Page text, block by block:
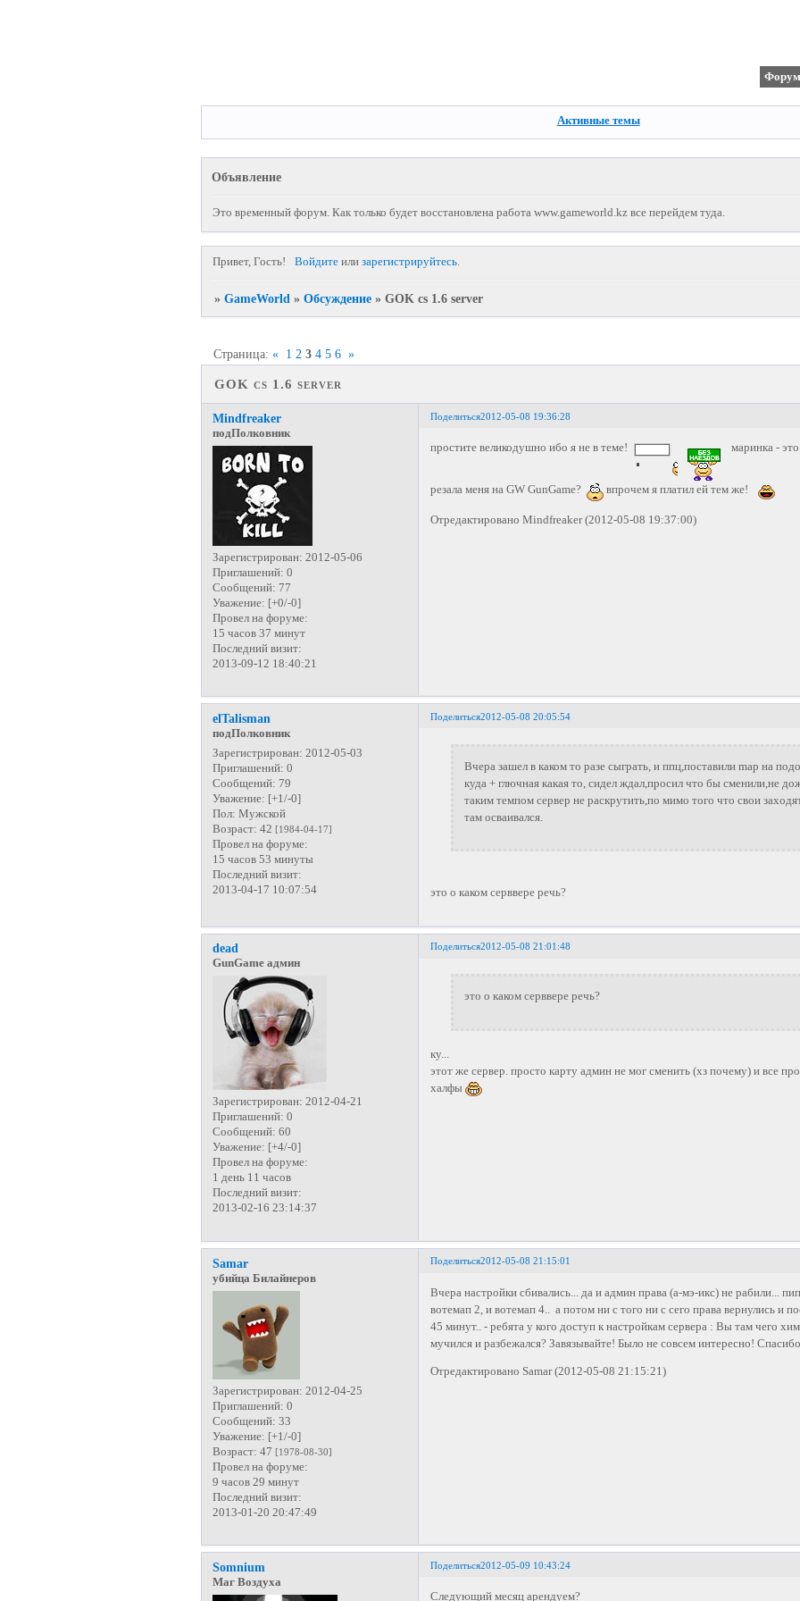
Форум
Активные темы
Объявление
Это временный форум. Как только будет восстановлена работа www.gameworld.kz все перейдем туда.
Привет, Гость! Войдитеили зарегистрируйтесь.
» GameWorld » Обсуждение » GOK cs 1.6 server
GOK cs 1.6 server
Страница: « 1 2 3 4 5 6 »
Поделиться2012-05-08 19:36:28
Mindfreaker
подПолковник
Зарегистрирован: 2012-05-06
Приглашений: 0
Сообщений: 77
Уважение: [+0/-0]
Провел на форуме:
15 часов 37 минут
Последний визит:
2013-09-12 18:40:21
простите великодушно ибо я не в теме! маринка -
резала меня на GW GunGame? впрочем я платил ей тем же!
Отредактировано Mindfreaker (2012-05-08 19:37:00)
Поделиться2012-05-08 20:05:54
elTalisman
подПолковник
Зарегистрирован: 2012-05-03
Приглашений: 0
Сообщений: 79
Уважение: [+1/-0]
Пол: Мужской
Возраст: 42[1984-04-17]
Провел на форуме:
15 часов 53 минуты
Последний визит:
2013-04-17 10:07:54
Вчера зашел в каком то разе сыграть, и ппц,поставили map на
куда + глючная какая то, сидел ждал,просил что бы сменили,не
таким темпом сервер не раскрутить,по мимо того что свои
там осваивался.
это о каком серввере речь?
Поделиться2012-05-08 21:01:48
dead
GunGame админ
Зарегистрирован: 2012-04-21
Приглашений: 0
Сообщений: 60
Уважение: [+4/-0]
Провел на форуме:
1 день 11 часов
Последний визит:
2013-02-16 23:14:37
это о каком серввере речь?
ку...
этот же сервер. просто карту админ не мог сменить (хз почему) и все
халфы
Поделиться2012-05-08 21:15:01
Samar
убийца Билайнеров
Зарегистрирован: 2012-04-25
Приглашений: 0
Сообщений: 33
Уважение: [+1/-0]
Возраст: 47[1978-08-30]
Провел на форуме:
9 часов 29 минут
Последний визит:
2013-01-20 20:47:49
Вчера настройки сбивались... да и админ права (а-мэ-икс) не рабили...
вотемап 2, и вотемап 4.. а потом ни с того ни с сего права вернулись и
45 минут.. - ребята у кого доступ к настройкам сервера : Вы там чего
мучился и разбежался? Завязывайте! Было не совсем интересно!
Отредактировано Samar (2012-05-08 21:15:21)
Поделиться2012-05-09 10:43:24
Somnium
Маг Воздуха
Следующий месяц арендуем?